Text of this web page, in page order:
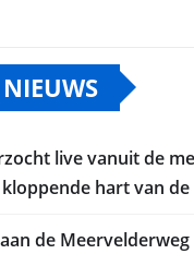
live vanuit de
hart van
de